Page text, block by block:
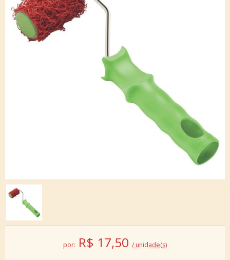
por: R$ 17,50 / unidade(s)